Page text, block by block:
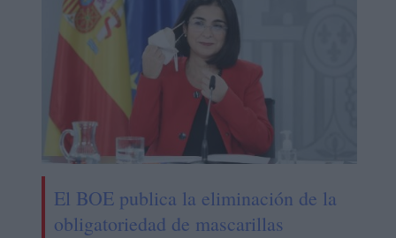
El BOE publica la eliminación de la
obligatoriedad de mascarillas